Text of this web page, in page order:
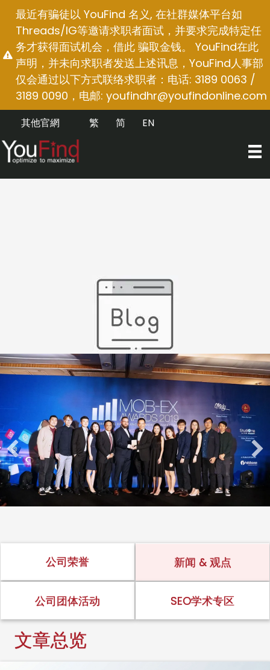
容
最近有骗徒以 YouFind 名义, 在社群媒体平台如
Threads/IG等邀请求职者面试，并要求完成特定任
务才获得面试机会，借此 骗取金钱。 YouFind在此
声明，并未向求职者发送上述讯息，YouFind人事部
仅会通过以下方式联络求职者：电话: 3189 0063 /
3189 0090，电邮: youfindhr@youfindonline.com
其他官網 EN
简
繁
公司荣誉 新闻 & 观点
公司团体活动 SEO学术专区
文章总览